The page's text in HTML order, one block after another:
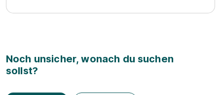
Noch unsicher, wonach du suchen
sollst?